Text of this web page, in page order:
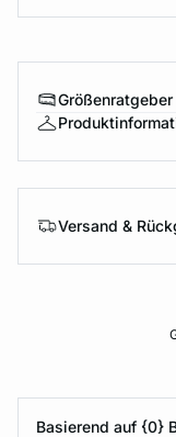
Größenratgeber
Versand &
Basierend auf {0}